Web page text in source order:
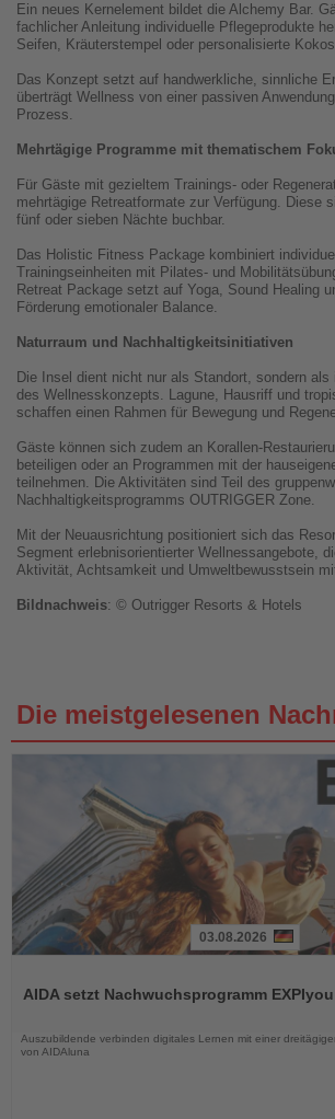
Ein neues Kernelement bildet die Alchemy Bar.
fachlicher Anleitung individuelle Pflegeprodukte
Seifen, Kräuterstempel oder personalisierte
Das Konzept setzt auf handwerkliche, sinnliche
überträgt Wellness von einer passiven
Prozess.
Mehr­tägige Programme mit thematischem
Für Gäste mit gezieltem Trainings- oder
mehrtägige Retreatformate zur Verfügung. Diese
fünf oder sieben Nächte buchbar.
Das Holistic Fitness Package kombiniert
Trainingseinheiten mit Pilates- und
Retreat Package setzt auf Yoga, Sound Healing
Förderung emotionaler Balance.
Naturraum und Nachhaltigkeitsinitiativen
Die Insel dient nicht nur als Standort, sondern als
des Wellnesskonzepts. Lagune, Hausriff und
schaffen einen Rahmen für Bewegung und
Gäste können sich zudem an Korallen-
beteiligen oder an Programmen mit der
teilnehmen. Die Aktivitäten sind Teil des
Nachhaltigkeitsprogramms OUTRIGGER Zone.
Mit der Neuausrichtung positioniert sich das
Segment erlebnisorientierter Wellnessangebote,
Aktivität, Achtsamkeit und Umweltbewusstsein
Bildnachweis: © Outrigger Resorts & Hotels
Die meistgelesenen
die
03.08.2026
AIDA setzt Nachwuchsprogramm
Auszubildende verbinden digitales Lernen mit einer
von AIDAluna